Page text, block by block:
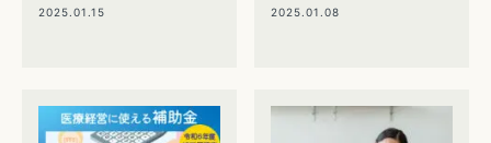
2025.01.15 2025.01.08